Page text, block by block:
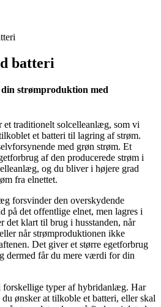
batteri
strømproduktion med
traditionelt solcelleanlæg, som vi
et batteri til lagring af strøm.
med grøn strøm. Et
af den producerede strøm i
og du bliver i højere grad
fra elnettet.
forsvinder den overskydende
på det offentlige elnet, men lagres i
det klart til brug i husstanden, når
når strømproduktionen ikke
Det giver et større egetforbrug
dermed får du mere værdi for din
forskellige typer af hybridanlæg. Har
ønsker at tilkoble et batteri, eller skal